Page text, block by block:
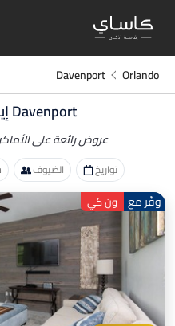
Orlando
Davenport
Davenport إيجارات العطلات
عروض رائعة على
تواريخ الضيوف
وفّر مع ون كي